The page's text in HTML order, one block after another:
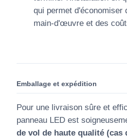
qui permet d'économiser
main-d'œuvre et des
Emballage et expédition
Pour une livraison sûre et
panneau LED est
de vol de haute qualité (cas